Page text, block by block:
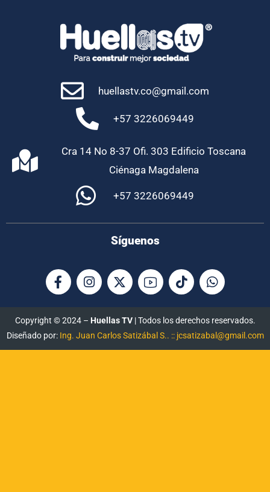
huellastv.co@gmail.com
+57 3226069449
Cra 14 No 8-37 Ofi. 303 Edificio Toscana
Ciénaga Magdalena
+57 3226069449
Síguenos
Copyright © 2024 – Huellas TV| Todos los derechos reservados.
Diseñado por: Ing. Juan Carlos Satizábal S.. :: jcsatizabal@gmail.com